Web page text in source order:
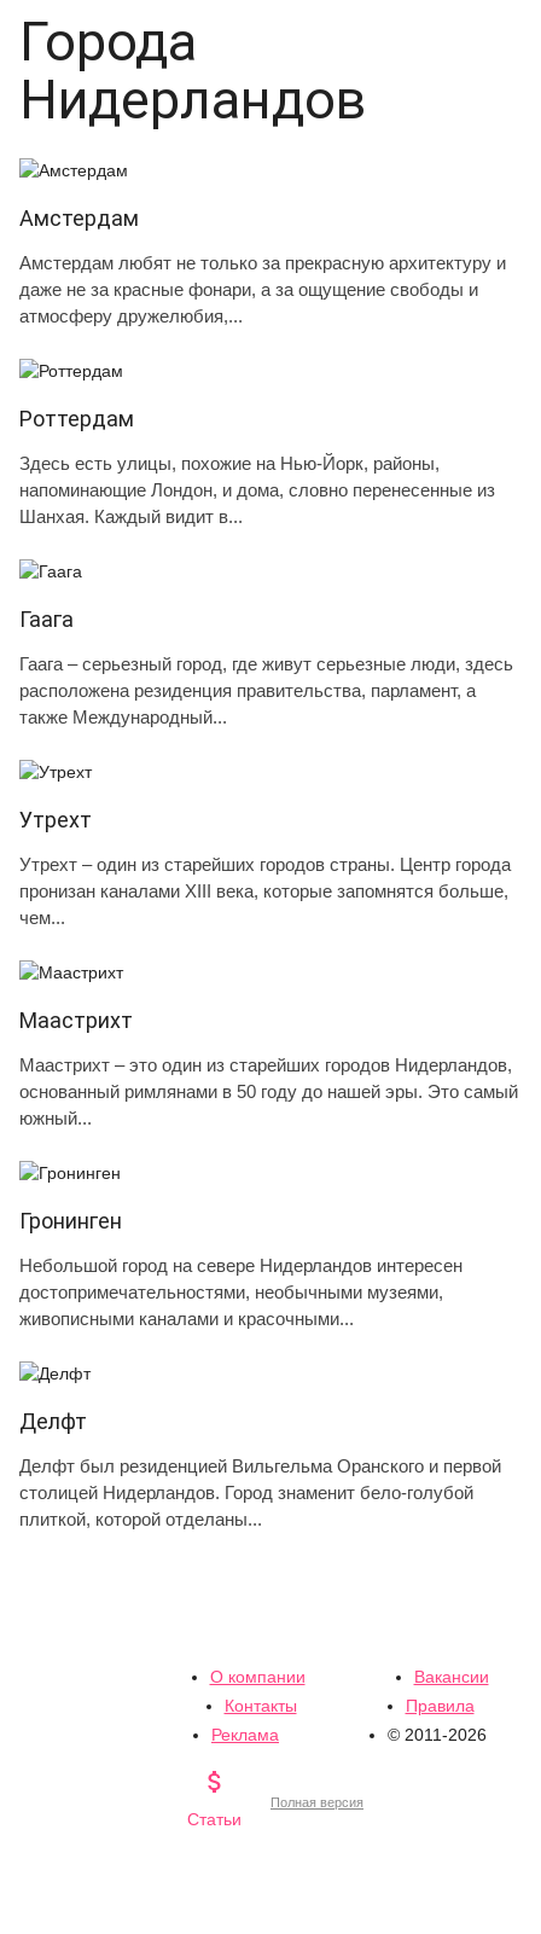
Города
Нидерландов
Амстердам
Амстердам любят не только за прекрасную архитектуру и
даже не за красные фонари, а за ощущение свободы и
атмосферу дружелюбия,...
Роттердам
Здесь есть улицы, похожие на Нью-Йорк, районы,
напоминающие Лондон, и дома, словно перенесенные из
Шанхая. Каждый видит в...
Гаага
Гаага – серьезный город, где живут серьезные люди, здесь
расположена резиденция правительства, парламент, а
также Международный...
Утрехт
Утрехт – один из старейших городов страны. Центр города
пронизан каналами XIII века, которые запомнятся больше,
чем...
Маастрихт
Маастрихт – это один из старейших городов Нидерландов,
основанный римлянами в 50 году до нашей эры. Это самый
южный...
Гронинген
Небольшой город на севере Нидерландов интересен
достопримечательностями, необычными музеями,
живописными каналами и красочными...
Делфт
Делфт был резиденцией Вильгельма Оранского и первой
столицей Нидерландов. Город знаменит бело-голубой
плиткой, которой отделаны...
О компании
Вакансии
Контакты
Правила
Реклама
© 2011-2026

Статьи
Полная версия